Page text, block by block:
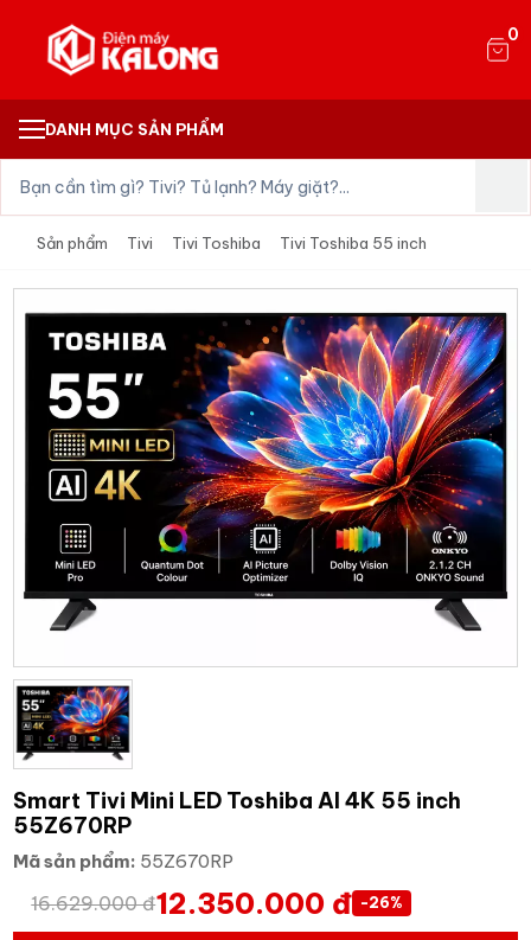
0
DANH MỤC SẢN PHẨM
Sản phẩm Tivi Tivi Toshiba Tivi Toshiba 55 inch
Smart Tivi Mini LED Toshiba AI 4K 55 inch
55Z670RP
Mã sản phẩm: 55Z670RP
16.629.000 đ12.350.000 đ -26%